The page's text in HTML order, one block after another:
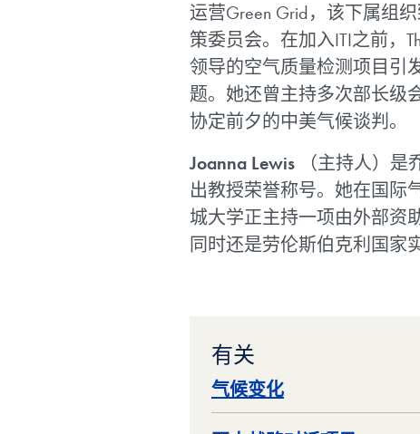
运营Green Grid，该下属组
策委员会。在加入ITI之前，
领导的空气质量检测项目引
题。她还曾主持多次部长级
协定前夕的中美气候谈判。
Joanna Lewis
（主持人）
出教授荣誉称号。她在国际
城大学正主持一项由外部资
同时还是劳伦斯伯克利国家
有关
气候变化